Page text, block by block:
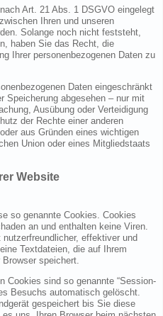
Art. 21 Abs. 1 DSGVO eingelegt
Ihren und unseren
Solange noch nicht feststeht,
haben Sie das Recht, die
Ihrer personenbezogenen Daten zu
Daten eingeschränkt
Speicherung abgesehen – nur mit
Ausübung oder Verteidigung
der Rechte einer anderen
aus Gründen eines wichtigen
Union oder eines Mitgliedstaats
Website
so genannte Cookies. Cookies
an und enthalten keine Viren.
effektiver und
Textdateien, die auf Ihrem
Browser speichert.
Cookies sind so genannte “Session-
Besuchs automatisch gelöscht.
gespeichert bis Sie diese